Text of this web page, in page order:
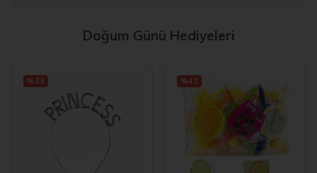
Doğum Günü Hediyeleri
%33 %42